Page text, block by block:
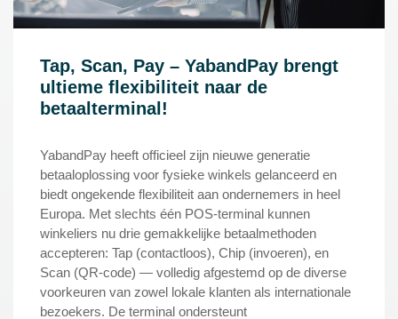
Tap, Scan, Pay – YabandPay brengt
ultieme flexibiliteit naar de
betaalterminal!
YabandPay heeft officieel zijn nieuwe generatie
betaaloplossing voor fysieke winkels gelanceerd en
biedt ongekende flexibiliteit aan ondernemers in heel
Europa. Met slechts één POS-terminal kunnen
winkeliers nu drie gemakkelijke betaalmethoden
accepteren: Tap (contactloos), Chip (invoeren), en
Scan (QR-code) — volledig afgestemd op de diverse
voorkeuren van zowel lokale klanten als internationale
bezoekers. De terminal ondersteunt